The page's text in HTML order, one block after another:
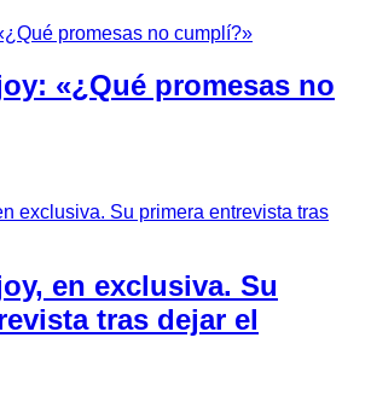
«¿Qué promesas no
en exclusiva. Su
tras dejar el